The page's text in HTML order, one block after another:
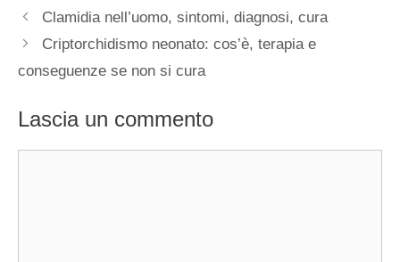
Clamidia nell’uomo, sintomi, diagnosi, cura
Criptorchidismo neonato: cos’è, terapia e
conseguenze se non si cura
Lascia un commento